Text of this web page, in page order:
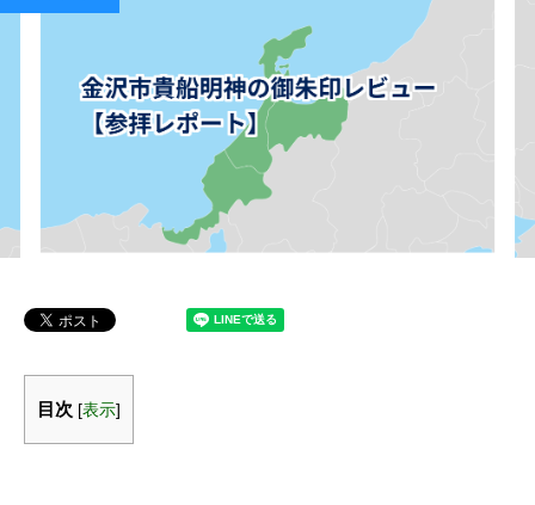
目次 [表示]